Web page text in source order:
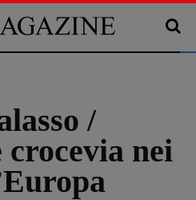
/
nei